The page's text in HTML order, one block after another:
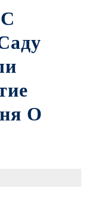
О